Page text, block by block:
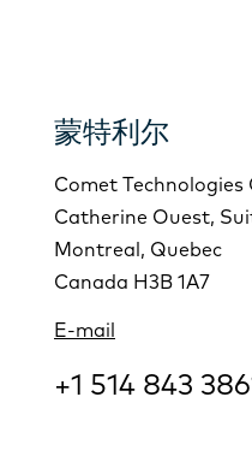
蒙特利尔
Comet
Catherine Ouest,
Montreal, Quebec
Canada H3B 1A7
E-mail
+1 514 843